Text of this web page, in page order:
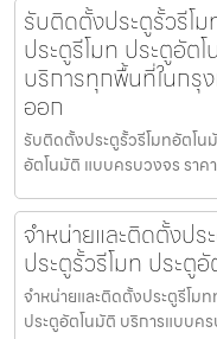
รับติดตั้งประตูรั้วรีโ
ประตูรีโมท ประตูอัต
บริการทุกพื้นที่ในกรุ
ออก
รับติดตั้งประตูรั้วรีโมทอัตโ
อัตโนมัติ แบบครบวงจร รา
จำหน่ายและติดตั้งปร
ประตูรั้วรีโมท ประตู
จำหน่ายและติดตั้งประตูรีโมท
ประตูอัตโนมัติ บริการแบบ